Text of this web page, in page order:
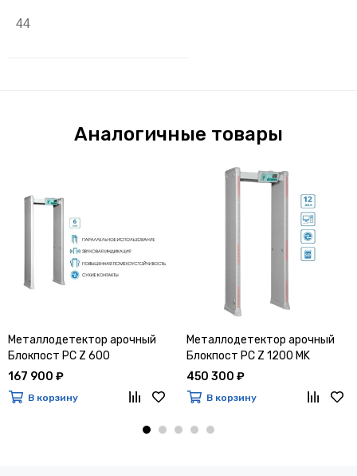
44
Аналогичные товары
Металлодетектор арочный
Блокпост РС Z 600
167 900 ₽
В корзину
Металлодетектор арочный
Блокпост РС Z 1200 MK
450 300 ₽
В корзину